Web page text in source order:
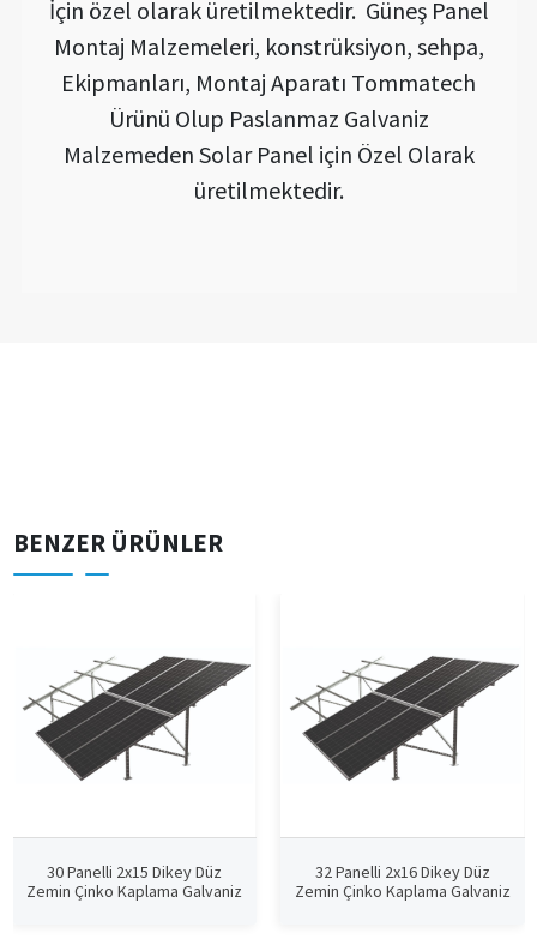
İçin özel olarak üretilmektedir. Güneş Panel
Montaj Malzemeleri, konstrüksiyon, sehpa,
Ekipmanları, Montaj Aparatı Tommatech
Ürünü Olup Paslanmaz Galvaniz
Malzemeden Solar Panel için Özel Olarak
üretilmektedir.
BENZER ÜRÜNLER
30 Panelli 2x15 Dikey Düz
Zemin Çinko Kaplama Galvaniz
32 Panelli 2x16 Dikey Düz
Zemin Çinko Kaplama Galvaniz